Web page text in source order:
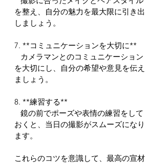
を整え、自分の魅力を最大限に引き出
しましょう。
7. **コミュニケーションを大切に**
を大切にし、自分の希望や意見を伝え
ましょう。
8. **練習する**
おくと、当日の撮影がスムーズになり
ます。
これらのコツを意識して、最高の宣材